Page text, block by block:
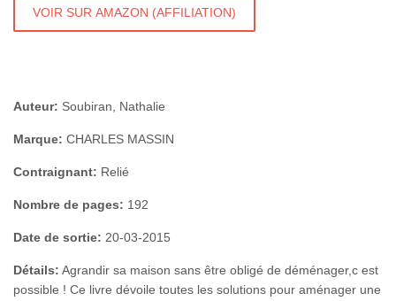
VOIR SUR AMAZON (AFFILIATION)
Auteur: Soubiran, Nathalie
Marque: CHARLES MASSIN
Contraignant: Relié
Nombre de pages: 192
Date de sortie: 20-03-2015
Détails: Agrandir sa maison sans être obligé de déménager,c est
possible ! Ce livre dévoile toutes les solutions pour aménager une